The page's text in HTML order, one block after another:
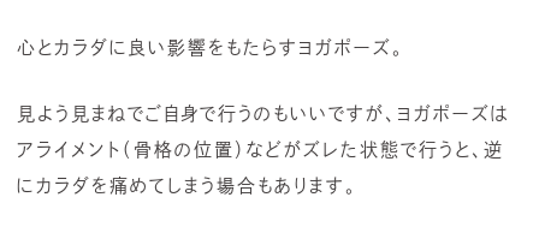
心とカラダに良い影響をもたらすヨガポーズ。
見よう見まねでご自身で行うのもいいですが、ヨガポーズは
アライメント（骨格の位置）などがズレた状態で行うと、逆
にカラダを痛めてしまう場合もあります。